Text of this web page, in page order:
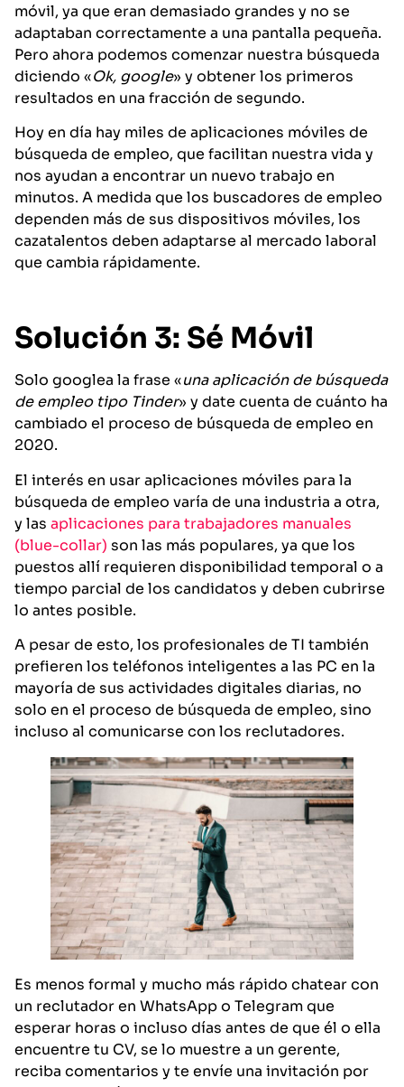
móvil, ya que eran demasiado grandes y no se
adaptaban correctamente a una pantalla pequeña.
Pero ahora podemos comenzar nuestra búsqueda
diciendo «Ok, google» y obtener los primeros
resultados en una fracción de segundo.
Hoy en día hay miles de aplicaciones móviles de
búsqueda de empleo, que facilitan nuestra vida y
nos ayudan a encontrar un nuevo trabajo en
minutos. A medida que los buscadores de empleo
dependen más de sus dispositivos móviles, los
cazatalentos deben adaptarse al mercado laboral
que cambia rápidamente.
Solución 3: Sé Móvil
Solo googlea la frase «una aplicación de búsqueda
de empleo tipo Tinder» y date cuenta de cuánto ha
cambiado el proceso de búsqueda de empleo en
2020.
El interés en usar aplicaciones móviles para la
búsqueda de empleo varía de una industria a otra,
y las aplicaciones para trabajadores manuales
(blue-collar) son las más populares, ya que los
puestos allí requieren disponibilidad temporal o a
tiempo parcial de los candidatos y deben cubrirse
lo antes posible.
A pesar de esto, los profesionales de TI también
prefieren los teléfonos inteligentes a las PC en la
mayoría de sus actividades digitales diarias, no
solo en el proceso de búsqueda de empleo, sino
incluso al comunicarse con los reclutadores.
Es menos formal y mucho más rápido chatear con
un reclutador en WhatsApp o Telegram que
esperar horas o incluso días antes de que él o ella
encuentre tu CV, se lo muestre a un gerente,
reciba comentarios y te envíe una invitación por